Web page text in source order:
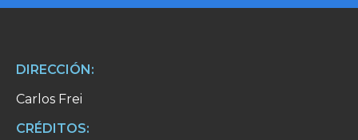
DIRECCIÓN:
Carlos Frei
CRÉDITOS: